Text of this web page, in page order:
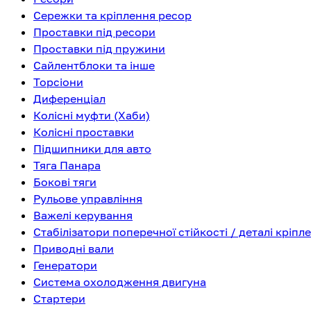
Сережки та кріплення ресор
Проставки під ресори
Проставки під пружини
Сайлентблоки та інше
Торсіони
Диференціал
Колісні муфти (Хаби)
Колісні проставки
Підшипники для авто
Тяга Панара
Бокові тяги
Рульове управління
Важелі керування
Стабілізатори поперечної стійкості / деталі
Приводні вали
Генератори
Система охолодження двигуна
Стартери